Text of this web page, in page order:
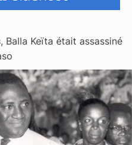
Balla Keïta était assassiné